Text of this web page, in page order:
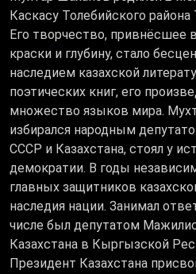
Каскасу Толебийского
Его творчество, привнёсшее
краски и глубину, стало
наследием казахской
поэтических книг, его
множество языков мира.
избирался народным
СССР и Казахстана, стоял у
демократии. В годы
главных защитников
наследия нации. Занимал
числе был депутатом
Казахстана в Кыргызской
Президент Казахстана